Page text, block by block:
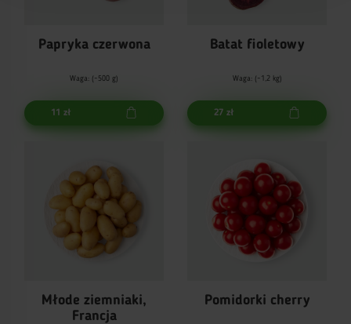
Papryka czerwona
Waga: (~500 g)
11 zł
Batat fioletowy
Waga: (~1,2 kg)
27 zł
Młode ziemniaki,
Francja
Pomidorki cherry